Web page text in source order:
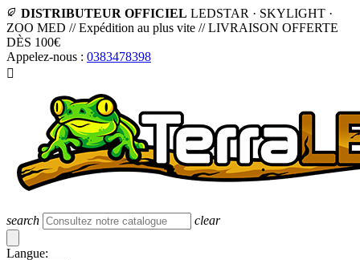
DISTRIBUTEUR OFFICIEL LEDSTAR · SKYLIGHT ·
ZOO MED // Expédition au plus vite // LIVRAISON OFFERTE
DÈS 100€
Appelez-nous : 0383478398

search clear
Langue: